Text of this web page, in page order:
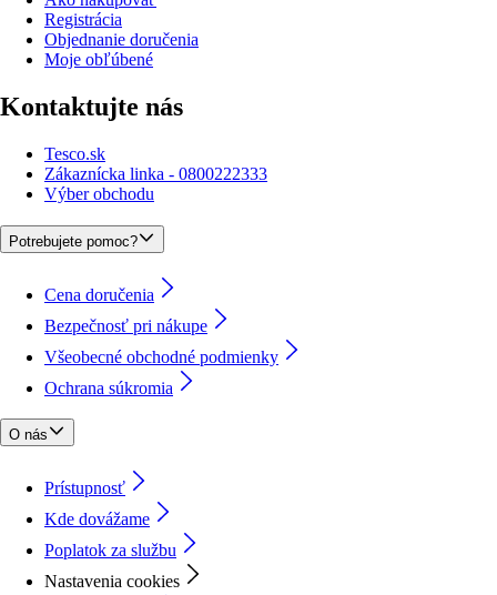
Registrácia
Objednanie doručenia
Moje obľúbené
Kontaktujte nás
Tesco.sk
Zákaznícka linka - 0800222333
Výber obchodu
Potrebujete pomoc?
Cena doručenia
Bezpečnosť pri nákupe
Všeobecné obchodné podmienky
Ochrana súkromia
O nás
Prístupnosť
Kde dovážame
Poplatok za službu
Nastavenia cookies